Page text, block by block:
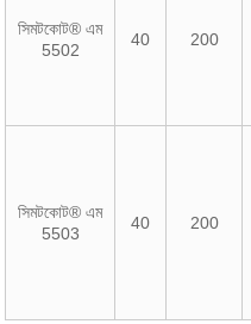
সিমটকোট® এম
5502
40 200
সিমটকোট® এম
5503
40 200